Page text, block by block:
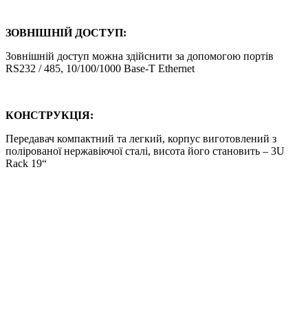
ЗОВНІШНІЙ ДОСТУП:
Зовнішній доступ можна здійснити за допомогою портів
RS232 / 485, 10/100/1000 Base-T Ethernet
КОНСТРУКЦІЯ:
Передавач компактний та легкий, корпус виготовлений з
полірованої нержавіючої сталі, висота його становить – 3U
Rack 19“